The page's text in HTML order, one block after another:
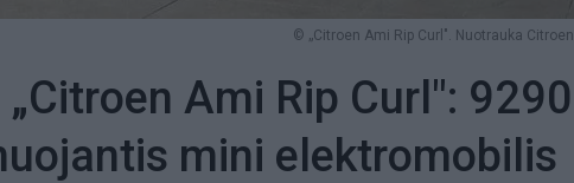
© „Citroen Ami Rip Curl". Nuotrauka Citroen
Ami Rip Curl": 9290
mini elektromobilis